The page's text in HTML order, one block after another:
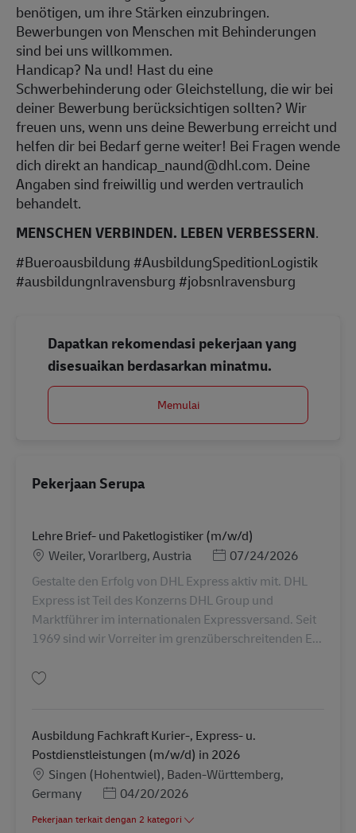
benötigen, um ihre Stärken einzubringen.
Bewerbungen von Menschen mit Behinderungen
sind bei uns willkommen.
Handicap? Na und! Hast du eine
Schwerbehinderung oder Gleichstellung, die wir bei
deiner Bewerbung berücksichtigen sollten? Wir
freuen uns, wenn uns deine Bewerbung erreicht und
helfen dir bei Bedarf gerne weiter! Bei Fragen wende
dich direkt an handicap_naund@dhl.com. Deine
Angaben sind freiwillig und werden vertraulich
behandelt.
MENSCHEN VERBINDEN. LEBEN VERBESSERN.
#Bueroausbildung #AusbildungSpeditionLogistik
#ausbildungnlravensburg #jobsnlravensburg
Dapatkan rekomendasi pekerjaan yang
disesuaikan berdasarkan minatmu.
Memulai
Pekerjaan Serupa
Lehre Brief- und Paketlogistiker (m/w/d)
LokasiWeiler, Vorarlberg, Austria Posted Date
07/24/2026
Gestalte den Erfolg von DHL Express aktiv mit. DHL
Express ist Teil des Konzerns DHL Group und
Marktführer im internationalen Expressversand. Seit
1969 sind wir Vorreiter im grenzüberschreitenden E...
Ausbildung Fachkraft Kurier-, Express- u.
Postdienstleistungen (m/w/d) in 2026
LokasiSingen (Hohentwiel), Baden-Württemberg,
Germany
Posted Date
04/20/2026
Pekerjaan terkait dengan 2 kategori